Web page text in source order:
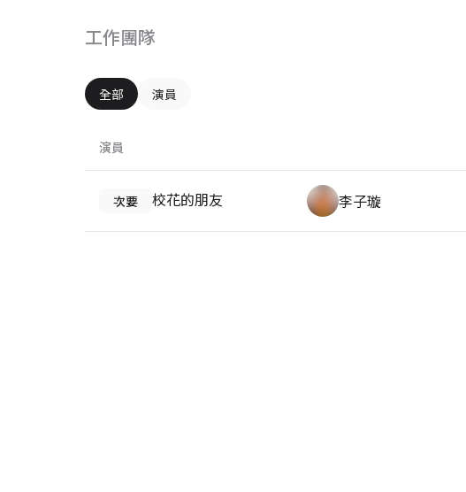
工作團隊
全部 演員
演員
次要 校花的朋友 李子璇